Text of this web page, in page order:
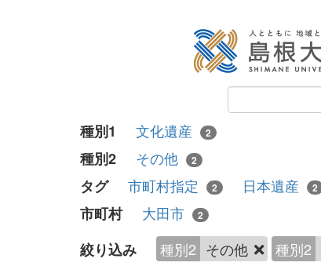
種別1 文化遺産 2
種別2 その他 2
タグ 市町村指定 2 日本遺産 2
市町村 大田市 2
絞り込み 種別2 その他 種別2